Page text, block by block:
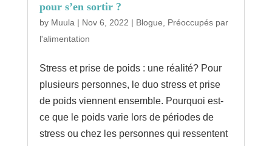
pour s’en sortir ?
by Muula | Nov 6, 2022 | Blogue
Préoccupés par
l'alimentation
Stress et prise de poids : une réalité? Pour
plusieurs personnes, le duo stress et prise
de poids viennent ensemble. Pourquoi est-
ce que le poids varie lors de périodes de
stress ou chez les personnes qui ressentent